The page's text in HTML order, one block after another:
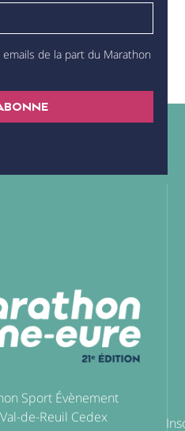
de la part du Marathon
Sport Évènement
de-Reuil Cedex